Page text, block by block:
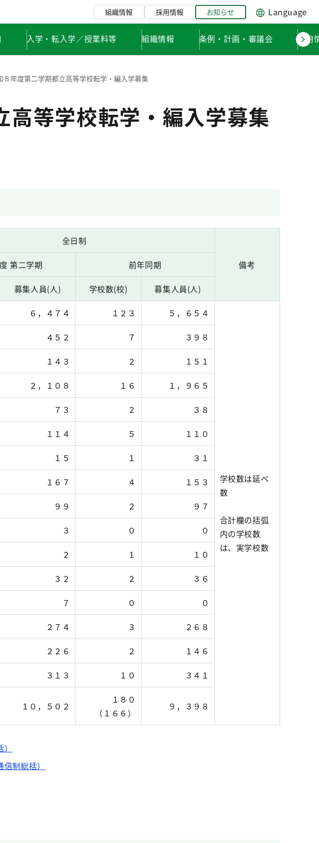
組織情報 採用情報 お知らせ Language
入学・転入学／授業料等 組織情報 条例・計画・審議会 採用
８年度第二学期都立高等学校転学・編入学募集
等学校転学・編入学募集
全日制
備考
第二学期 前年同期
募集人員(人) 学校数(校) 募集人員(人)
６，４７４ １２３ ５，６５４
学校数は延べ
数
合計欄の括弧
内の学校数
は、実学校数
４５２ ７ ３９８
１４３ ２ １５１
２，１０８ １６ １，９６５
７３ ２ ３８
１１４ ５ １１０
１５ １ ３１
１６７ ４ １５３
９９ ２ ９７
３ ０ ０
２ １ １０
３２ ２ ３６
７ ０ ０
２７４ ３ ２６８
２２６ ２ １４６
３１３ １０ ３４１
１０，５０２
１８０
（１６６）
９，３９８
制総括）